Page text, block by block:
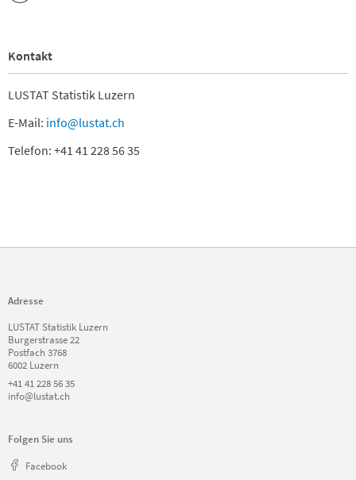
Kontakt
LUSTAT Statistik Luzern
E-Mail: info@lustat.ch
Telefon: +41 41 228 56 35
Adresse
LUSTAT Statistik Luzern
Burgerstrasse 22
Postfach 3768
6002 Luzern
+41 41 228 56 35
info@lustat.ch
Folgen Sie uns
Facebook